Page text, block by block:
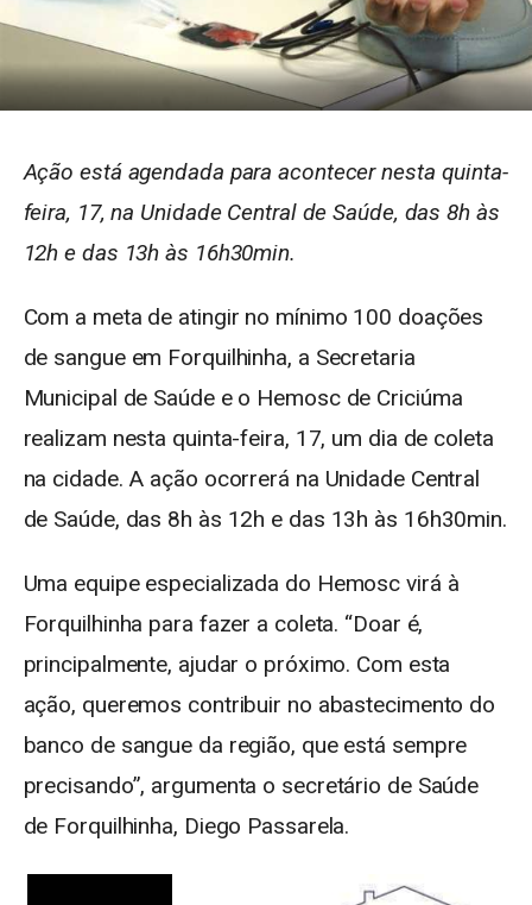
Ação está agendada para acontecer nesta quinta-
feira, 17, na Unidade Central de Saúde, das 8h às
12h e das 13h às 16h30min.
Com a meta de atingir no mínimo 100 doações
de sangue em Forquilhinha, a Secretaria
Municipal de Saúde e o Hemosc de Criciúma
realizam nesta quinta-feira, 17, um dia de coleta
na cidade. A ação ocorrerá na Unidade Central
de Saúde, das 8h às 12h e das 13h às 16h30min.
Uma equipe especializada do Hemosc virá à
Forquilhinha para fazer a coleta. “Doar é,
principalmente, ajudar o próximo. Com esta
ação, queremos contribuir no abastecimento do
banco de sangue da região, que está sempre
precisando”, argumenta o secretário de Saúde
de Forquilhinha, Diego Passarela.